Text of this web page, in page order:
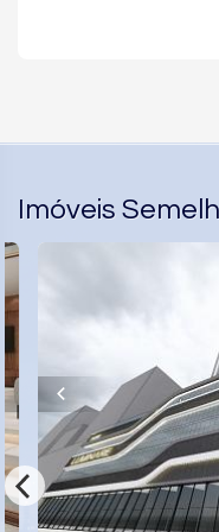
hidromassagem,
solarium e áreas de
esquadrias em PVC
reaproveitamento de
eficiência térmica e
de segurança e
Mais do que um
representa um novo
densidade, privacidade,
autoral em uma das
preservadas do litoral
Alguns
revelam seu verdadeiro
Se você deseja conhecer
Imóveis